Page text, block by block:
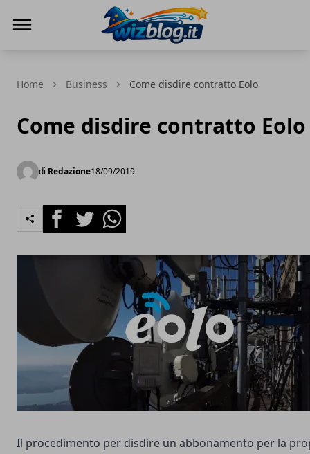
Home Business Come disdire contratto Eolo
Come disdire contratto Eolo
di Redazione18/09/2019
FacebookTwitterWhatsapp
Il procedimento per disdire un abbonamento per la